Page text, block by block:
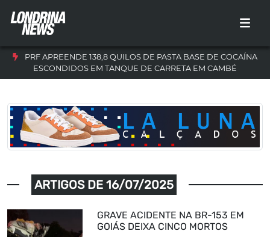
PRF APREENDE 138,8 QUILOS DE PASTA BASE DE COCAÍNA
ESCONDIDOS EM TANQUE DE CARRETA EM CAMBÉ
ARTIGOS DE 16/07/2025
GRAVE ACIDENTE NA BR-153 EM
GOIÁS DEIXA CINCO MORTOS